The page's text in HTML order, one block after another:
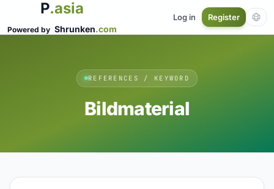
P.asia
Powered by Shrunken.com
Log in Register
REFERENCES / KEYWORD
Bildmaterial